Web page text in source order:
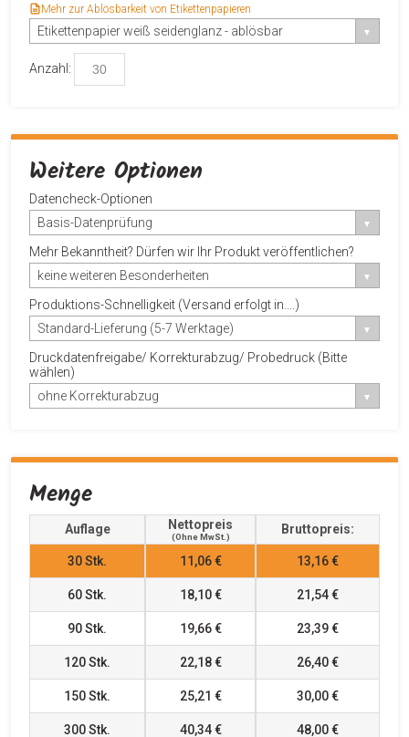
Mehr zur Ablösbarkeit von Etikettenpapieren
Etikettenpapier weiß seidenglanz - ablösbar
Anzahl:
Weitere Optionen
Datencheck-Optionen
Basis-Datenprüfung
Mehr Bekanntheit? Dürfen wir Ihr Produkt veröffentlichen?
keine weiteren Besonderheiten
Produktions-Schnelligkeit (Versand erfolgt in....)
Standard-Lieferung (5-7 Werktage)
Druckdatenfreigabe/ Korrekturabzug/ Probedruck (Bitte
wählen)
ohne Korrekturabzug
Menge
Auflage Nettopreis
(ohne MwSt.)
Bruttopreis:
30Stk. 11,06 € 13,16 €
60Stk. 18,10 € 21,54 €
90Stk. 19,66 € 23,39 €
120Stk. 22,18 € 26,40 €
150Stk. 25,21 € 30,00 €
300Stk. 40,34 € 48,00 €